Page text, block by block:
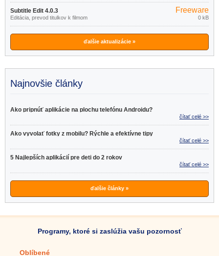
Subtitle Edit 4.0.3
Editácia, prevod titulkov k filmom
Freeware
0 kB
ďalšie aktualizácie »
Najnovšie články
Ako pripnúť aplikácie na plochu telefónu Androidu?
čítať celé >>
Ako vyvolať fotky z mobilu? Rýchle a efektívne tipy
čítať celé >>
5 Najlepších aplikácií pre deti do 2 rokov
čítať celé >>
ďalšie články »
Programy, ktoré si zaslúžia vašu pozornosť
Oblíbené